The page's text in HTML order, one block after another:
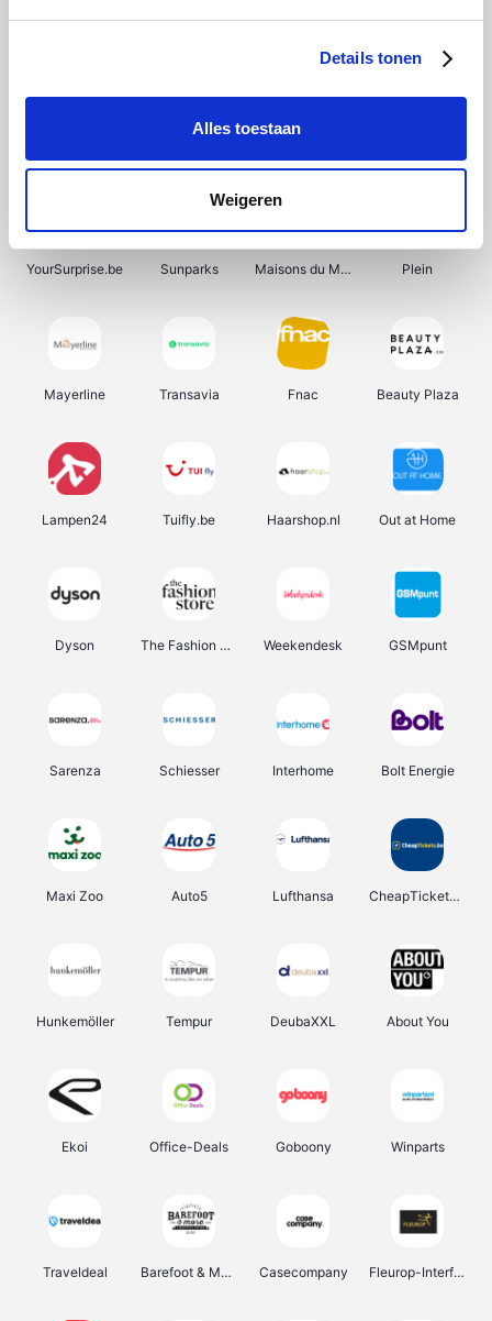
Details tonen
Alles toestaan
Weigeren
Shein Bergfreunde Pazzox Smartwatchbanden
YourSurprise.be Sunparks Maisons du Monde Plein
Mayerline Transavia Fnac Beauty Plaza
Lampen24 Tuifly.be Haarshop.nl Out at Home
Dyson The Fashion Store Weekendesk GSMpunt
Sarenza Schiesser Interhome Bolt Energie
Maxi Zoo Auto5 Lufthansa CheapTickets.be
Hunkemöller Tempur DeubaXXL About You
Ekoi Office-Deals Goboony Winparts
Traveldeal Barefoot & More Casecompany Fleurop-Interflora